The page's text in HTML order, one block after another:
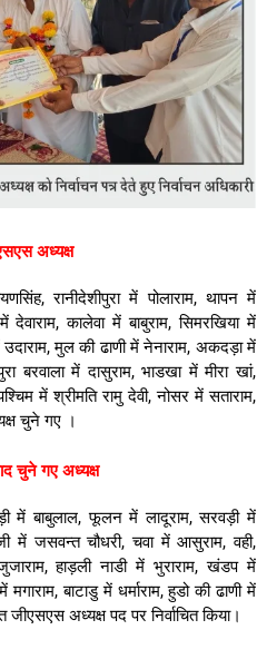
अध्यक्ष
रानीदेशीपुरा में पोलाराम, थापन में
कालेवा में बाबुराम, सिमरखिया में
मुल की ढाणी में नेनाराम, अकदड़ा में
बरवाला में दासुराम, भाडखा में मीरा खां,
में श्रीमति रामु देवी, नोसर में सताराम,
चुने गए ।
चुने गए अध्यक्ष
बाबुलाल, फूलन में लादूराम, सरवड़ी में
में जसवन्त चौधरी, चवा में आसुराम, वही,
हाड़ली नाडी में भुराराम, खंडप में
बाटाडु में धर्माराम, हुडो की ढाणी में
अध्यक्ष पद पर निर्वाचित किया।